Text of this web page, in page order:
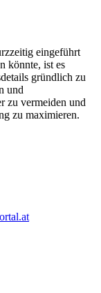
eingeführt
könnte, ist es
gründlich zu
und
zu vermeiden und
zu maximieren.